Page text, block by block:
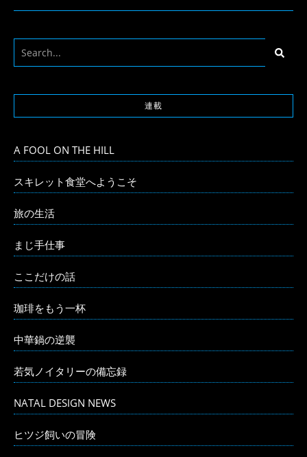
連載
A FOOL ON THE HILL
スキレット食堂へようこそ
旅の生活
まじ手仕事
ここだけの話
珈琲をもう一杯
中華鍋の逆襲
若気ノイタリーの備忘録
NATAL DESIGN NEWS
ヒツジ飼いの冒険